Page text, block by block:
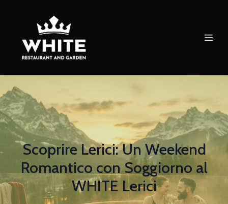
Scoprire Lerici: Un Weekend
Romantico con Soggiorno al
WHITE Lerici